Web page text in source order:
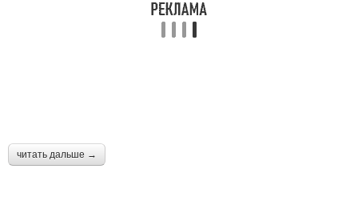
читать дальше →